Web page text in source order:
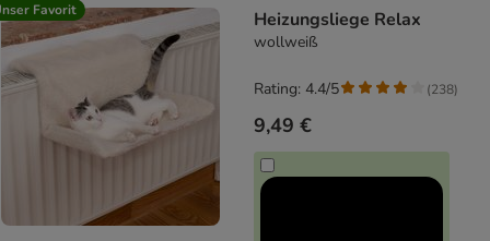
Favorit Heizungsliege Relax
wollweiß
9,49 €
Rating: 4.4/5 (238)